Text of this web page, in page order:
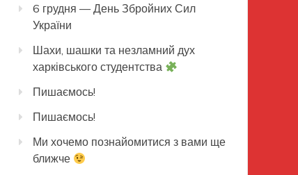
6 грудня — День Збройних Сил
України
Шахи, шашки та незламний дух
харківського студентства
Пишаємось!
Пишаємось!
Ми хочемо познайомитися з вами ще
ближче